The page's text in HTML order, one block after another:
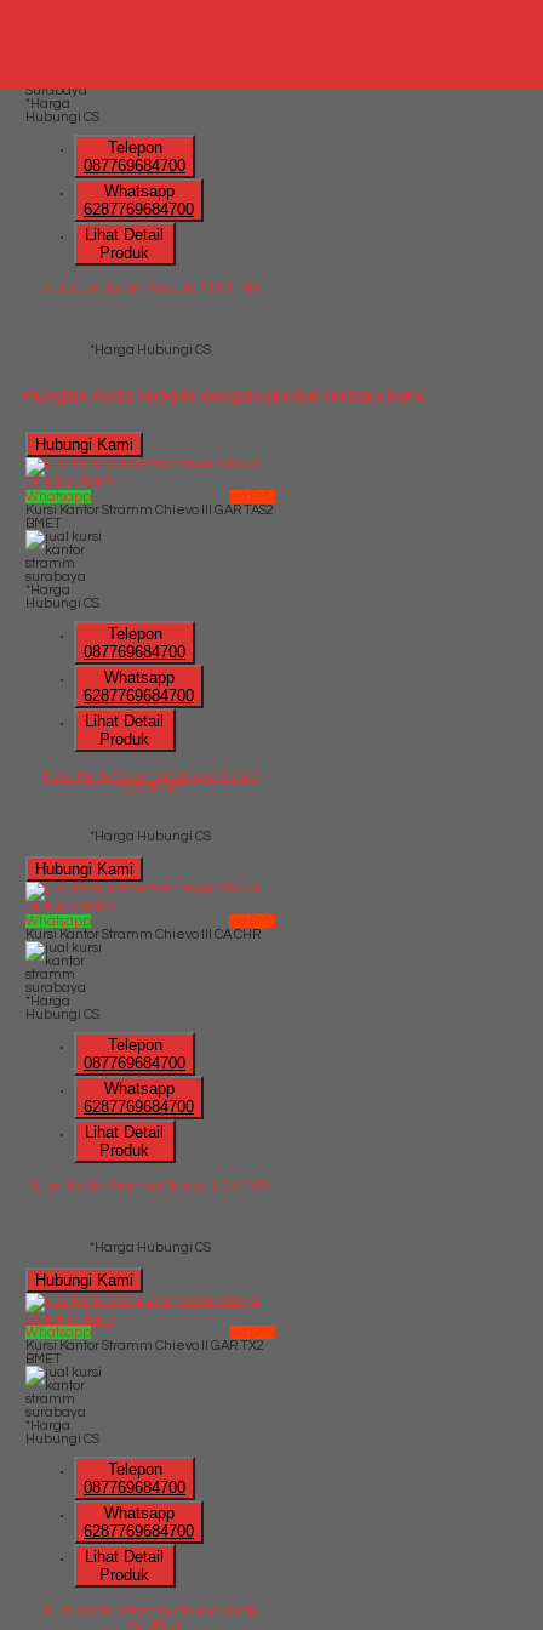
*Harga
Hubungi CS
Telepon
087769684700
Whatsapp
6287769684700
Lihat Detail
Produk
Jual Kursi Kantor Rakuda 311 TLPM
*Harga Hubungi CS
Mungkin Anda tertarik dengan produk terbaru kami
Hubungi Kami
QUICK ORDER
Whatsapp
via SMS
Kursi Kantor Stramm Chievo III GAR TAS2
BMET
*Harga
Hubungi CS
Telepon
087769684700
Whatsapp
6287769684700
Lihat Detail
Produk
Kursi Kantor Stramm Chievo III GAR
TAS2 BMET
*Harga Hubungi CS
Hubungi Kami
QUICK ORDER
Whatsapp
via SMS
Kursi Kantor Stramm Chievo III CA CHR
*Harga
Hubungi CS
Telepon
087769684700
Whatsapp
6287769684700
Lihat Detail
Produk
Kursi Kantor Stramm Chievo III CA CHR
*Harga Hubungi CS
Hubungi Kami
QUICK ORDER
Whatsapp
via SMS
Kursi Kantor Stramm Chievo II GAR TX2
BMET
*Harga
Hubungi CS
Telepon
087769684700
Whatsapp
6287769684700
Lihat Detail
Produk
Kursi Kantor Stramm Chievo II GAR
TX2 BMET